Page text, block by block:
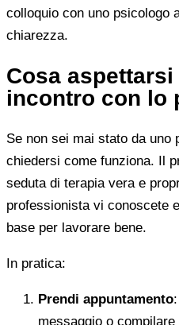
colloquio con uno psicologo
chiarezza.
Cosa
incontro con lo
Se non sei mai stato da uno
chiedersi come funziona. Il
seduta di terapia vera e
professionista vi conoscete
base per lavorare bene.
In pratica:
Prendi appuntamento
messaggio o